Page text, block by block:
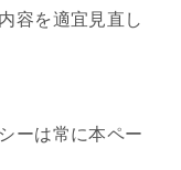
容を適宜見直し
ーは常に本ペー